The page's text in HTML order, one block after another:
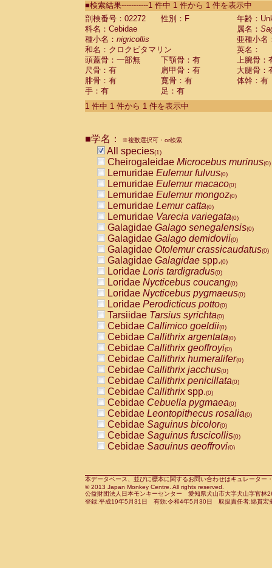
CebidaeSaguinus labiatus(0)
Cebidae Saguinus leucopus (0)
Cebidae
CebidaeSaguinus mystax
CebidaeSaguinus nigricollis (1)
Cebidae Saguinus oedipus
Cebidae Saguinus weddelli
Cebidae Saguinusspp.
Cebidae Aotus trivirgatus
Cebidae Cebus albifrons
CebidaeCebus nigrivittatus
CebidaeCebus
CebidaeSaimiri boliviensis(0)
CebidaeSaimiri sciureus(0)
AtelidaeAlouatta caraya(0)
AtelidaeAlouatta fusca(0)
AtelidaeAlouatta seniculus
AtelidaeAlouattaspp.(0)
AtelidaeAteles belzebuth(0)
AtelidaeAteles geoffroyi(0)
AtelidaeAteles paniscus(0)
AtelidaeAtelesspp.(0)
Atelidae Lagothrix lagothricha
AtelidaeLagothrix lagothricha cana
PitheciidaeCacajao calvus
PitheciidaeCallicebus cupreus
PitheciidaeCallicebus donacophilus
PitheciidaeCallicebus moloch
PitheciidaeCallicebus torquatus
PitheciidaeCallicebusspp.(0)
PitheciidaeChiropotes satanas(0)
PitheciidaePithecia monachus
PitheciidaePithecia pithecia(0)
CercopithecidaeCercocebus agilis
CercopithecidaeCercocebus
CercopithecidaeCercocebus
CercopithecidaeCercocebus
CercopithecidaeCercocebus
CercopithecidaeCercocebushybrid
CercopithecidaePapio anubis(0)
CercopithecidaePapio cynocephalus
CercopithecidaePapio hamadryas(0)
■検索結果-----------1 件中 1 件から 1 件を表示中
剖検番号：02272
性別：F
年齢：
科名：Cebidae
属名：
種小名： nigricollis
亜種小名
和名：クロクビタマリン
英名：
頭蓋骨：一部無
下顎骨：有
上腕骨：
尺骨：有
肩甲骨：有
大腿骨：
腓骨：有
寛骨：有
体幹：有
手：有
足：有
1 件中 1 件から 1 件を表示中
■学名： ※複数選択可・or検索
All species(1)
Cheirogaleidae Microcebus murinus(0)
Lemuridae Eulemur fulvus(0)
Lemuridae Eulemur macaco(0)
Lemuridae Eulemur mongoz(0)
Lemuridae Lemur catta(0)
Lemuridae Varecia variegata(0)
Galagidae Galago senegalensis(0)
Galagidae Galago demidovii(0)
Galagidae Otolemur crassicaudatus(0)
Galagidae Galagidae spp.(0)
Loridae Loris tardigradus(0)
Loridae Nycticebus coucang(0)
Loridae Nycticebus pygmaeus(0)
Loridae Perodicticus potto(0)
Tarsiidae Tarsius syrichta(0)
Cebidae Callimico goeldii(0)
Cebidae Callithrix argentata(0)
Cebidae Callithrix geoffroyi(0)
Cebidae Callithrix humeralifer(0)
Cebidae Callithrix jacchus(0)
Cebidae Callithrix penicillata(0)
Cebidae Callithrixspp.(0)
Cebidae Cebuella pygmaea(0)
Cebidae Leontopithecus rosalia(0)
Cebidae Saguinus bicolor(0)
Cebidae Saguinus fuscicollis(0)
Cebidae Saguinus geoffroyi(0)
CebidaeSaguinus leucopus(0)
CebidaeSaguinus midas(0)
Cebidae Saguinus mystax(0)
本データベース、並びに標本に関するお問い合わせはキュレータ
© 2013 Japan Monkey Centre. All rights reserved.
公益財団法人日本モンキーセンター 愛知県犬山市大字犬山字官
登録:平成19年5月31日 有効:令和4年5月30日 取扱責任者:綿貫宏